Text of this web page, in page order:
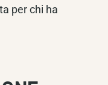
per chi ha